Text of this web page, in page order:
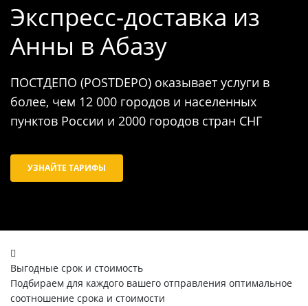
Экспресс-доставка из
Анны в Абазу
ПОСТДЕПО (POSTDEPO) оказывает услуги в
более, чем 12 000 городов и населенных
пунктов России и 2000 городов стран СНГ
УЗНАЙТЕ ТАРИФЫ
Выгодные срок и стоимость
Подбираем для каждого вашего отправления оптимальное
соотношение срока и стоимости